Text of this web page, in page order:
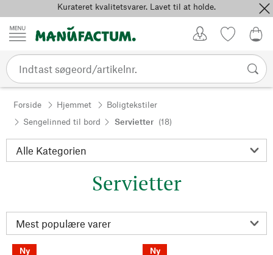
Spring til indholdKurateret kvalitetsvarer. Lavet til at holde.
Forside Hjemmet
Boligtekstiler
Sengelinned til bord
Servietter (18)
Servietter
Ny Ny